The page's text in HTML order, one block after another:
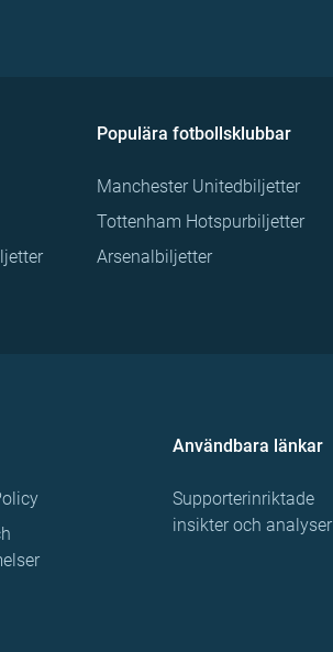
Populära fotbollsklubbar
Manchester Unitedbiljetter
Tottenham Hotspurbiljetter
Arsenalbiljetter
Användbara länkar
Supporterinriktade
insikter och analyser